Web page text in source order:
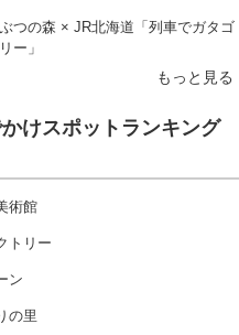
つの森 × JR北海道「列車でガタゴ
ー」
もっと見る
けスポットランキング
術館
トリー
ン
の里